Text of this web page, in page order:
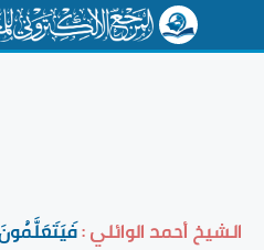
الشيخ أحمد الوائلي :